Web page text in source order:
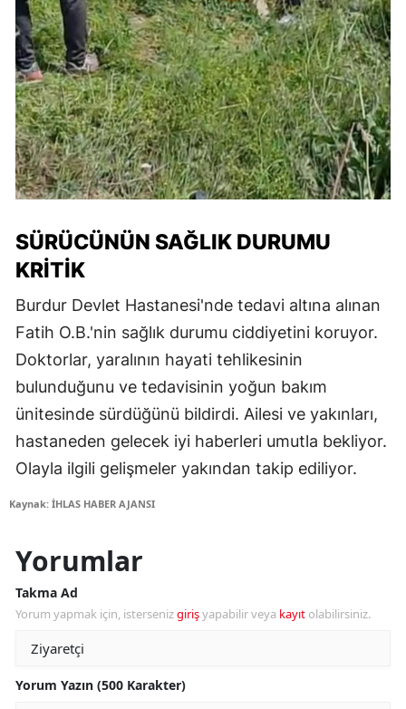
SÜRÜCÜNÜN SAĞLIK DURUMU
KRITIK
Burdur Devlet Hastanesi'nde tedavi altına alınan
Fatih O.B.'nin sağlık durumu ciddiyetini koruyor.
Doktorlar, yaralının hayati tehlikesinin
bulunduğunu ve tedavisinin yoğun bakım
ünitesinde sürdüğünü bildirdi. Ailesi ve yakınları,
hastaneden gelecek iyi haberleri umutla bekliyor.
Olayla ilgili gelişmeler yakından takip ediliyor.
Kaynak: İHLAS HABER AJANSI
Yorumlar
Takma Ad
Yorum yapmak için, istersenizgirişyapabilir veya kayıt olabilirsiniz.
Yorum Yazın (500 Karakter)